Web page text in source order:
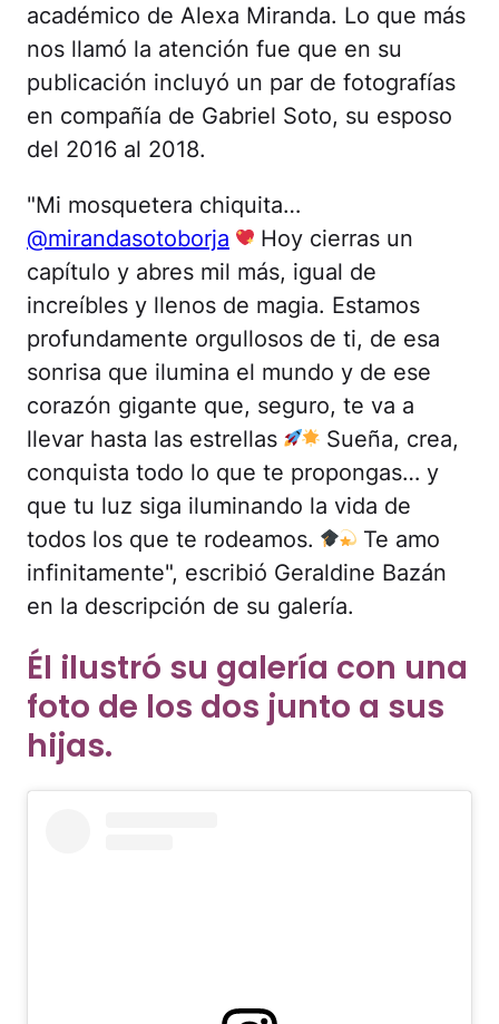
académico de Alexa Miranda. Lo que más
nos llamó la atención fue que en su
publicación incluyó un par de fotografías
en compañía de Gabriel Soto, su esposo
del 2016 al 2018.
"Mi mosquetera chiquita…
@mirandasotoborja
Hoy cierras un
capítulo y abres mil más, igual de
increíbles y llenos de magia. Estamos
profundamente orgullosos de ti, de esa
sonrisa que ilumina el mundo y de ese
corazón gigante que, seguro, te va a
llevar hasta las estrellas
Sueña, crea,
conquista todo lo que te propongas… y
que tu luz siga iluminando la vida de
todos los que te rodeamos.
Te amo
infinitamente", escribió Geraldine Bazán
en la descripción de su galería.
Él ilustró su galería con una
foto de los dos junto a sus
hijas.